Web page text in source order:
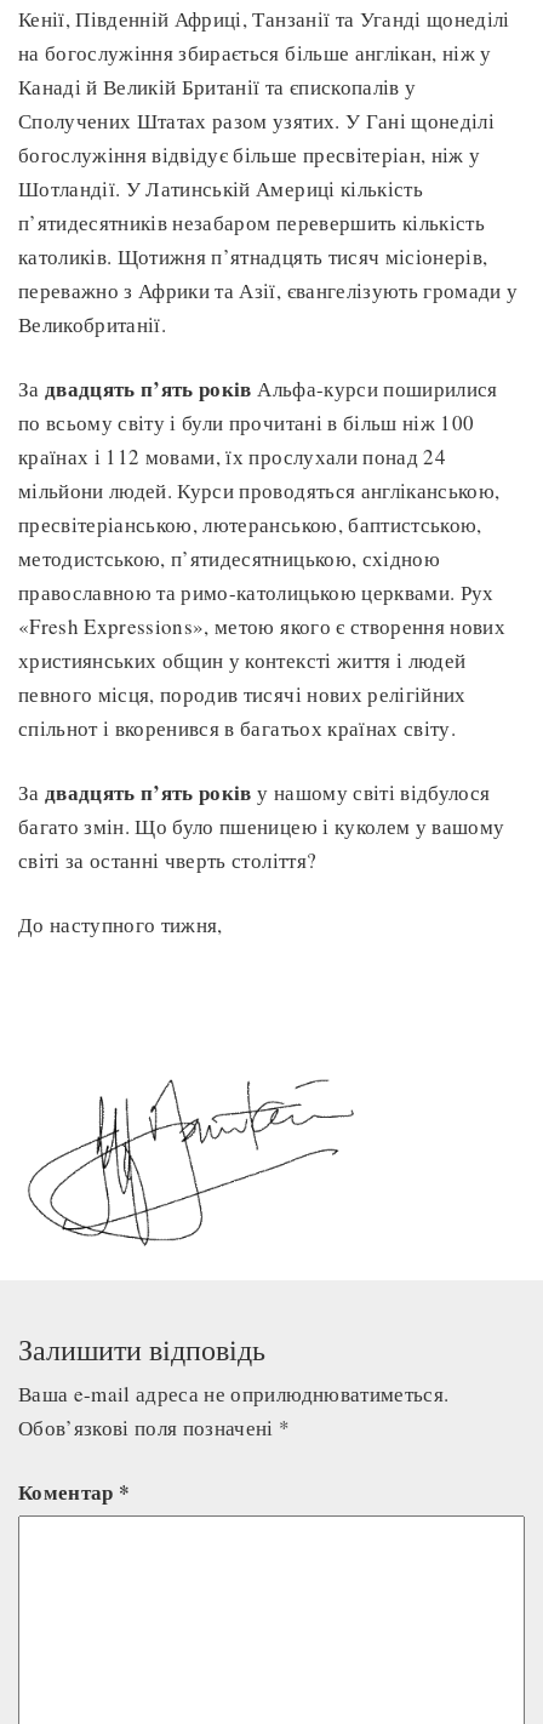
Кенії, Південній Африці, Танзанії та Уганді щонеділі
на богослужіння збирається більше англікан, ніж у
Канаді й Великій Британії та єпископалів у
Сполучених Штатах разом узятих. У Гані щонеділі
богослужіння відвідує більше пресвітеріан, ніж у
Шотландії. У Латинській Америці кількість
п’ятидесятників незабаром перевершить кількість
католиків. Щотижня п’ятнадцять тисяч місіонерів,
переважно з Африки та Азії, євангелізують громади у
Великобританії.
Задвадцять п’ять років Альфа-курси поширилися
по всьому світу і були прочитані в більш ніж 100
країнах і 112 мовами, їх прослухали понад 24
мільйони людей. Курси проводяться англіканською,
пресвітеріанською, лютеранською, баптистською,
методистською, п’ятидесятницькою, східною
православною та римо-католицькою церквами. Рух
«Fresh Expressions», метою якого є створення нових
християнських общин у контексті життя і людей
певного місця, породив тисячі нових релігійних
спільнот і вкоренився в багатьох країнах світу.
Задвадцять п’ять років у нашому світі відбулося
багато змін. Що було пшеницею і куколем у вашому
світі за останні чверть століття?
До наступного тижня,
Залишити відповідь
Ваша e-mail адреса не оприлюднюватиметься.
Обов’язкові поля позначені *
Коментар *